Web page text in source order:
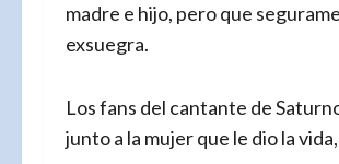
madre e hijo, pero que
exsuegra.
Los fans del cantante de
junto a la mujer que le dio la